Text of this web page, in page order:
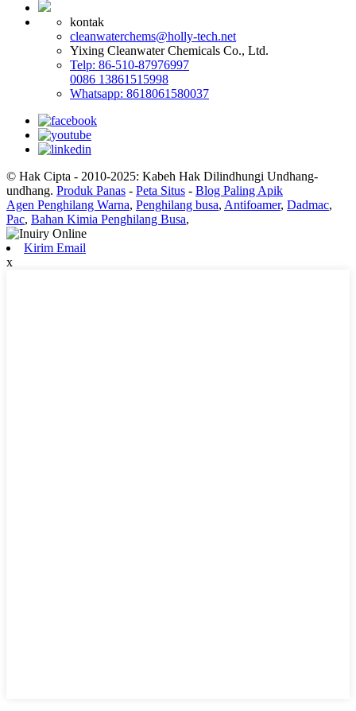
kontak
cleanwaterchems@holly-tech.net
Yixing Cleanwater Chemicals Co., Ltd.
Telp: 86-510-87976997
0086 13861515998
Whatsapp: 8618061580037
© Hak Cipta - 2010-2025: Kabeh Hak Dilindhungi Undhang-
undhang. Produk Panas - Peta Situs - Blog Paling Apik
Agen Penghilang Warna, Penghilang busa, Antifoamer, Dadmac,
Pac, Bahan Kimia Penghilang Busa,
Kirim Email
x